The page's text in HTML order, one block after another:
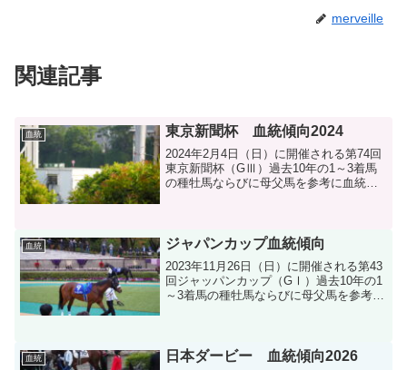
merveille
関連記事
血統 東京新聞杯 血統傾向2024
2024年2月4日（日）に開催される第74回
東京新聞杯（GⅢ）過去10年の1～3着馬
の種牡馬ならびに母父馬を参考に血統分
血統 ジャパンカップ血統傾向
2023年11月26日（日）に開催される第43
回ジャッパンカップ（GⅠ）過去10年の1
～3着馬の種牡馬ならびに母父馬を参考に
血統 日本ダービー 血統傾向2026